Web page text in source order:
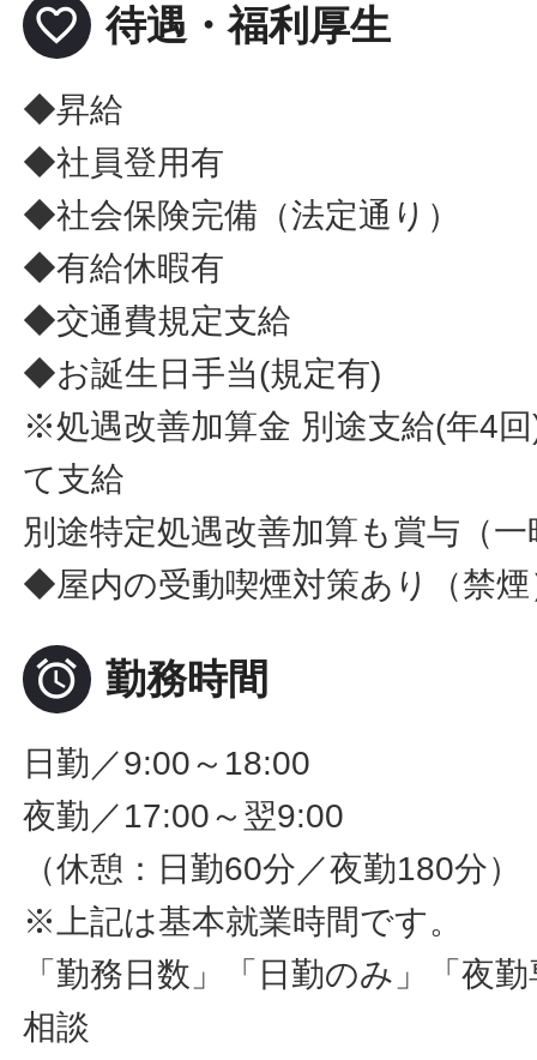
favorite_border 待遇・福利厚生
◆昇給
◆社員登用有
◆社会保険完備（法定通り）
◆有給休暇有
◆交通費規定支給
◆お誕生日手当(規定有)
※処遇改善加算金 別途支給(年4
て支給
別途特定処遇改善加算も賞与（
◆屋内の受動喫煙対策あり（禁煙
 勤務時間
日勤／9:00～18:00
夜勤／17:00～翌9:00
（休憩：日勤60分／夜勤180分）
※上記は基本就業時間です。
「勤務日数」「日勤のみ」「夜
相談